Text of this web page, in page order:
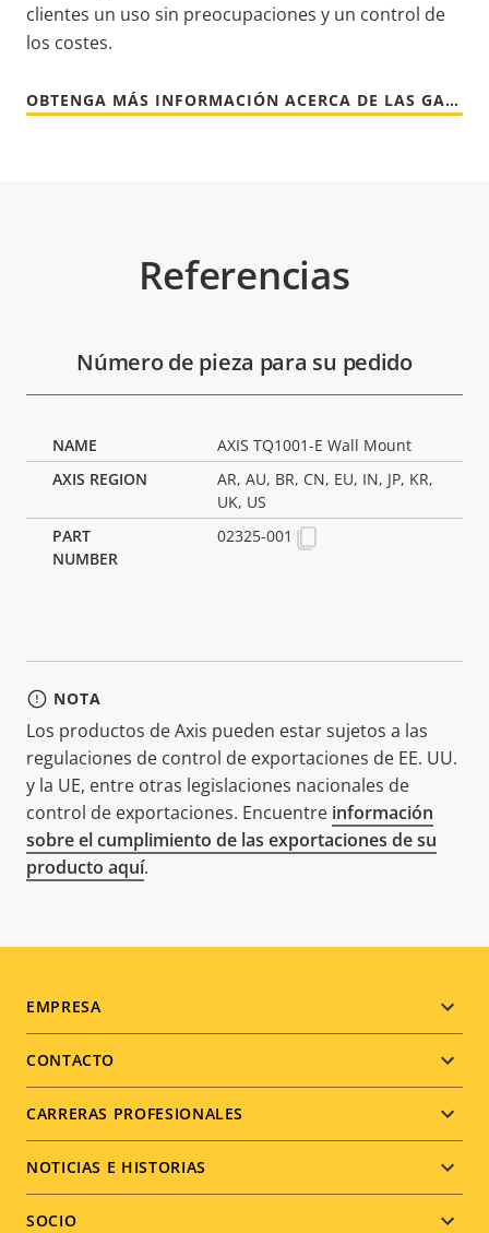
clientes un uso sin preocupaciones y un control de
los costes.
OBTENGA MÁS INFORMACIÓN ACERCA DE LAS GARANTÍAS DE AXIS
Referencias
Número de pieza para su pedido
AXIS TQ1001-E Wall Mount
AR, AU, BR, CN, EU, IN, JP, KR,
UK, US
02325-001
NOTA
Los productos de Axis pueden estar sujetos a las
regulaciones de control de exportaciones de EE. UU.
y la UE, entre otras legislaciones nacionales de
control de exportaciones. Encuentre información
sobre el cumplimiento de las exportaciones de su
producto aquí.
Footer
menu
EMPRESA
CONTACTO
CARRERAS PROFESIONALES
NOTICIAS E HISTORIAS
SOCIO